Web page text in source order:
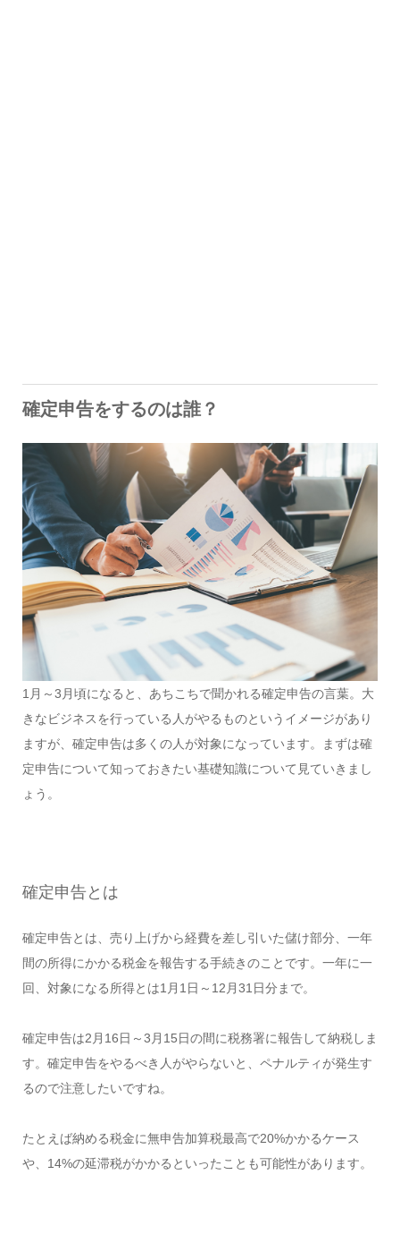
確定申告をするのは誰？
1月～3月頃になると、あちこちで聞かれる確定申告の言葉。大
きなビジネスを行っている人がやるものというイメージがあり
ますが、確定申告は多くの人が対象になっています。まずは確
定申告について知っておきたい基礎知識について見ていきまし
ょう。
確定申告とは
確定申告とは、売り上げから経費を差し引いた儲け部分、一年
間の所得にかかる税金を報告する手続きのことです。一年に一
回、対象になる所得とは1月1日～12月31日分まで。
確定申告は2月16日～3月15日の間に税務署に報告して納税しま
す。確定申告をやるべき人がやらないと、ペナルティが発生す
るので注意したいですね。
たとえば納める税金に無申告加算税最高で20%かかるケース
や、14%の延滞税がかかるといったことも可能性があります。